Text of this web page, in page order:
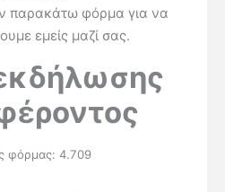
παρακάτω φόρμα για να
εμείς μαζί σας.
φόρμας: 4.709